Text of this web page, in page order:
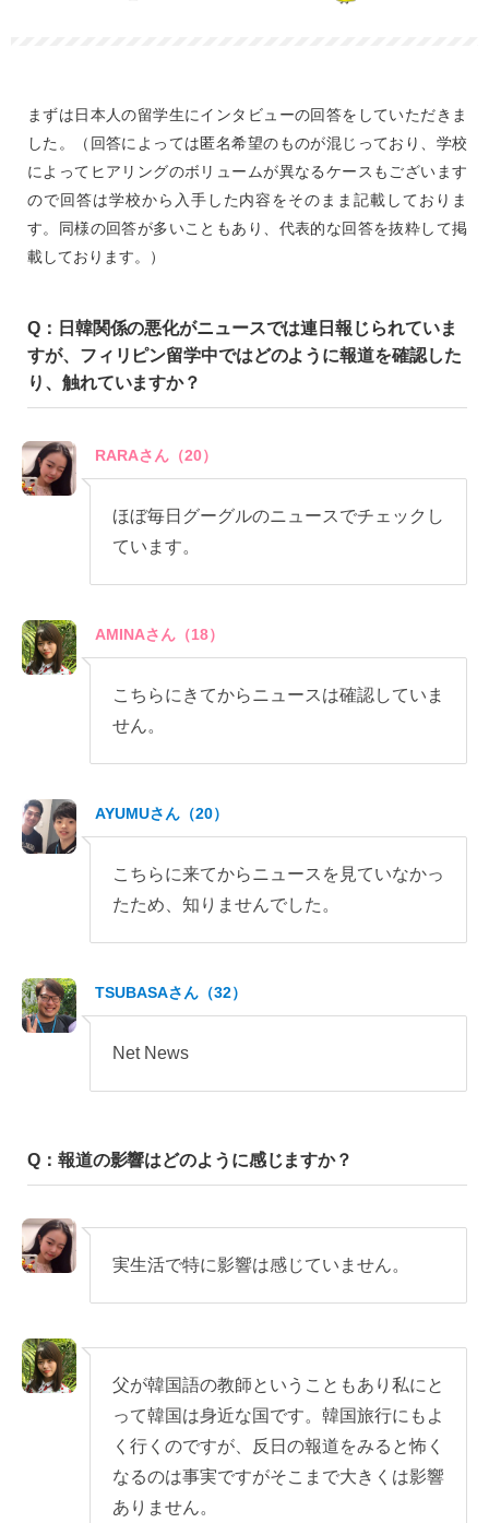
まずは日本人の留学生にインタビューの回答をしていただきま
した。（回答によっては匿名希望のものが混じっており、学校
によってヒアリングのボリュームが異なるケースもございます
ので回答は学校から入手した内容をそのまま記載しておりま
す。同様の回答が多いこともあり、代表的な回答を抜粋して掲
載しております。）
Q：日韓関係の悪化がニュースでは連日報じられていま
すが、フィリピン留学中ではどのように報道を確認した
り、触れていますか？
RARAさん（20）
ほぼ毎日グーグルのニュースでチェックし
ています。
AMINAさん（18）
こちらにきてからニュースは確認していま
せん。
AYUMUさん（20）
こちらに来てからニュースを見ていなかっ
たため、知りませんでした。
TSUBASAさん（32）
Net News
Q：報道の影響はどのように感じますか？
実生活で特に影響は感じていません。
父が韓国語の教師ということもあり私にと
って韓国は身近な国です。韓国旅行にもよ
く行くのですが、反日の報道をみると怖く
なるのは事実ですがそこまで大きくは影響
ありません。